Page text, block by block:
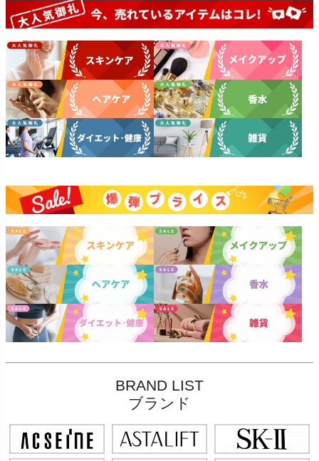
BRAND LIST
ブランド